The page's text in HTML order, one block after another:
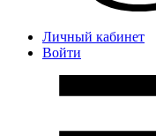
Личный кабинет
Войти